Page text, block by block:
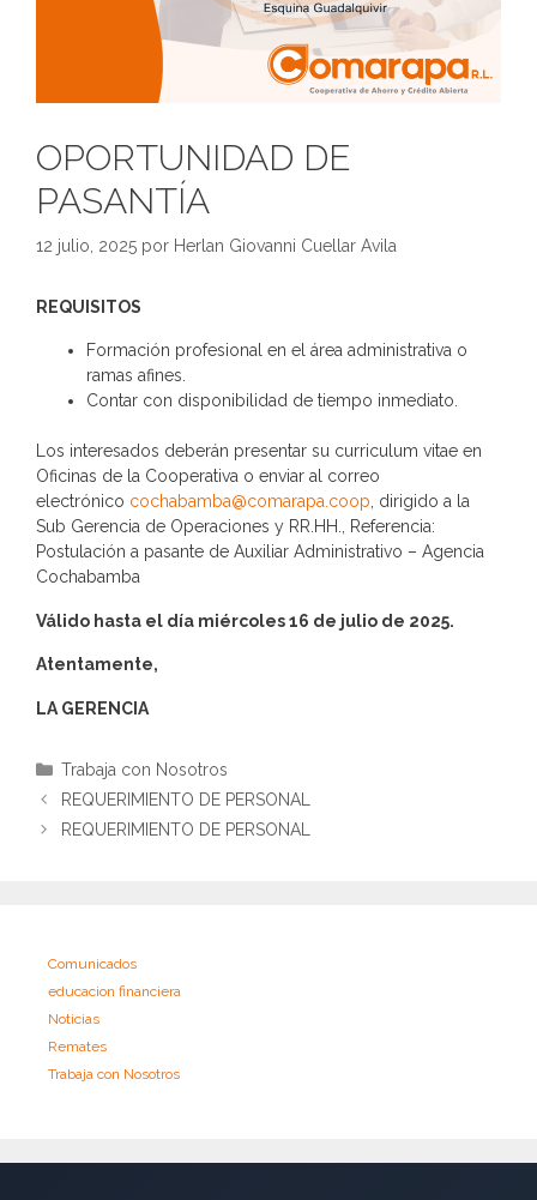
OPORTUNIDAD DE
PASANTÍA
12 julio, 2025 por Herlan Giovanni Cuellar Avila
REQUISITOS
Formación profesional en el área administrativa o
ramas afines.
Contar con disponibilidad de tiempo inmediato.
Los interesados deberán presentar su curriculum vitae en
Oficinas de la Cooperativa o enviar al correo
electrónico cochabamba@comarapa.coop, dirigido a la
Sub Gerencia de Operaciones y RR.HH., Referencia:
Postulación a pasante de Auxiliar Administrativo – Agencia
Cochabamba
Válido hasta el día miércoles 16 de julio de 2025.
Atentamente,
LA GERENCIA
Categorías
Trabaja con Nosotros
REQUERIMIENTO DE PERSONAL
REQUERIMIENTO DE PERSONAL
Comunicados
educacion financiera
Noticias
Remates
Trabaja con Nosotros